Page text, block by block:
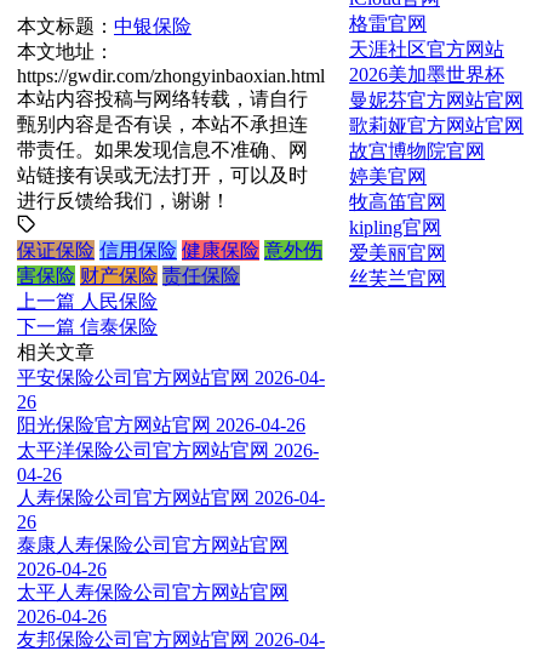
本文标题： 中银保险
本文地址：
https://gwdir.com/zhongyinbaoxian.html
本站内容投稿与网络转载，请自行
甄别内容是否有误，本站不承担连
带责任。如果发现信息不准确、网
站链接有误或无法打开，可以及时
进行反馈给我们，谢谢！
保证保险 信用保险 健康保险 意外伤
害保险 财产保险 责任保险
上一篇 人民保险
下一篇 信泰保险
相关文章
平安保险公司官方网站官网 2026-04-
26
阳光保险官方网站官网 2026-04-26
太平洋保险公司官方网站官网 2026-
04-26
人寿保险公司官方网站官网 2026-04-
26
泰康人寿保险公司官方网站官网
2026-04-26
太平人寿保险公司官方网站官网
2026-04-26
友邦保险公司官方网站官网 2026-04-
格雷官网
天涯社区官方网站
2026美加墨世界杯
曼妮芬官方网站官网
歌莉娅官方网站官网
故宫博物院官网
婷美官网
牧高笛官网
kipling官网
爱美丽官网
丝芙兰官网